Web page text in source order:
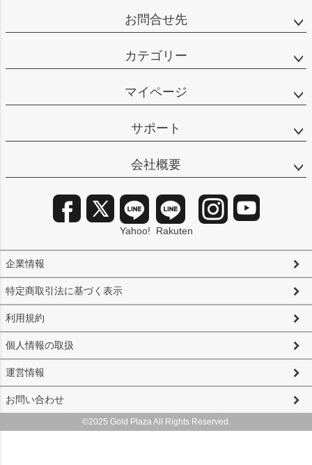
お問合せ先
カテゴリー
マイページ
サポート
会社概要
企業情報
特定商取引法に基づく表示
利用規約
個人情報の取扱
運営情報
お問い合わせ
Yahoo! Rakuten
©2025 Gold Plaza All Rights Reserved.